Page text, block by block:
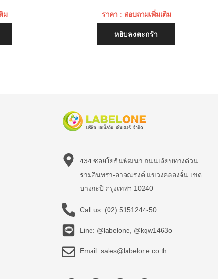
ม ราคา : สอบถามเพิ่มเติม
หยิบลงตะกร้า
434 ซอยโยธินพัฒนา ถนนเลียบทางด่วน
รามอินทรา-อาจณรงค์ แขวงคลองจั่น เขต
บางกะปิ กรุงเทพฯ 10240
Call us: (02) 5151244-50
Line: @labelone, @kqw1463o
Email: sales@labelone.co.th